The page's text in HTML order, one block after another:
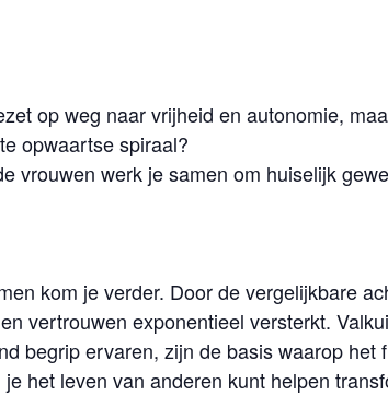
op weg naar vrijheid en autonomie,
opwaartse spiraal?
vrouwen werk je samen om huiselijk
kom je verder. Door de vergelijkbare
vertrouwen exponentieel versterkt.
begrip ervaren, zijn de basis waarop
het leven van anderen kunt helpen